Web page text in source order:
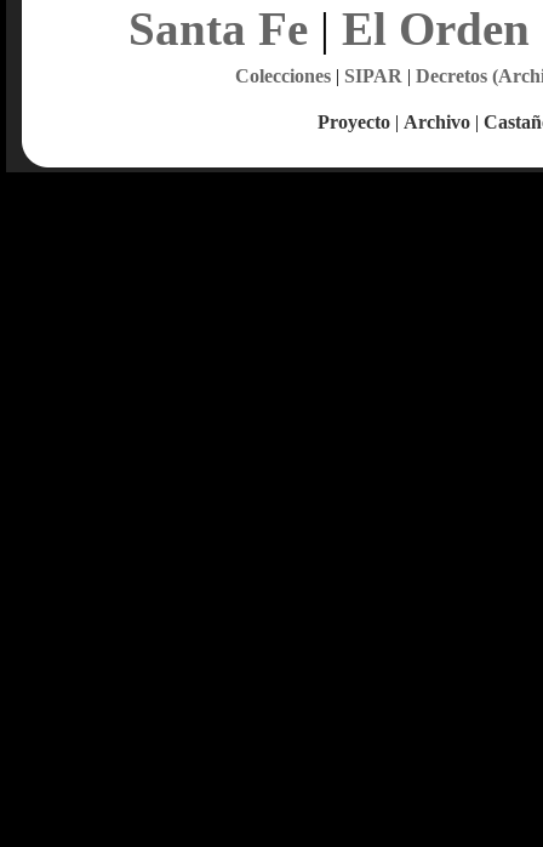
Santa Fe| El Orden
Colecciones| SIPAR | Decretos
Proyecto | Archivo |